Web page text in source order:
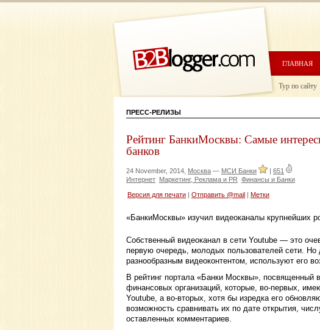
ГЛАВНАЯ
Тур по сайту
ПРЕСС-РЕЛИЗЫ
Рейтинг БанкиМосквы: Самые
банков
24 November, 2014, Москва — МСИ Банки | 651
Интернет Маркетинг, Реклама и PR Финансы и Банки
Версия для печати Отправить @mail Метки
«БанкиМосквы» изучил видеоканалы крупнейших
Собственный видеоканал в сети Youtube — это
первую очередь, молодых пользователей сети. Но
разнообразным видеоконтентом, используют его
В рейтинг портала «Банки Москвы», посвященный
финансовых организаций, которые, во-первых,
Youtube, а во-вторых, хотя бы изредка его
возможность сравнивать их по дате открытия,
оставленных комментариев.